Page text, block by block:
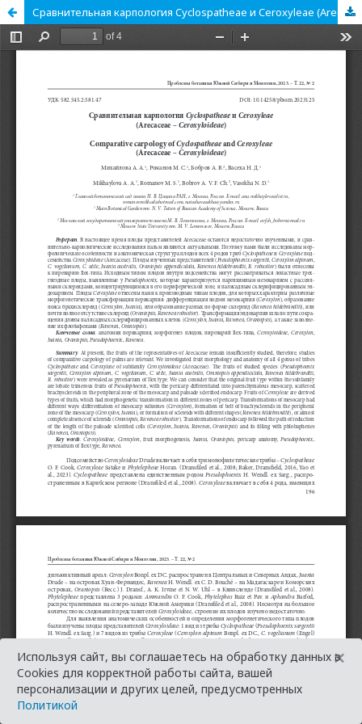
Сравнительная карпология Cyclospatheae и Ceroxyleae (Arecaceae - Ceroxyloideae)
Используя сайт, вы соглашаетесь на обработку данных в
Cookies для корректной работы сайта, вашей
персонализации и других целей, предусмотренных
Политикой
×